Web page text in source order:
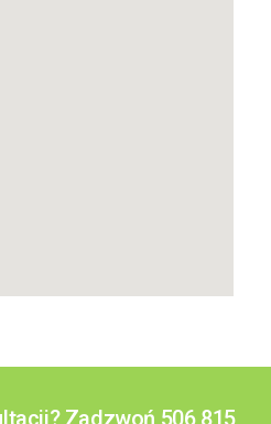
Zadzwoń 506 815